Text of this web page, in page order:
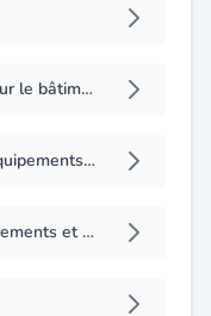
Location d'engins et matériels pour le bâtiment et travaux publics
Location d'engins, machines et équipements agricoles
Location d'infrastructures d'équipements et matériel à usage professionnel ou domestique